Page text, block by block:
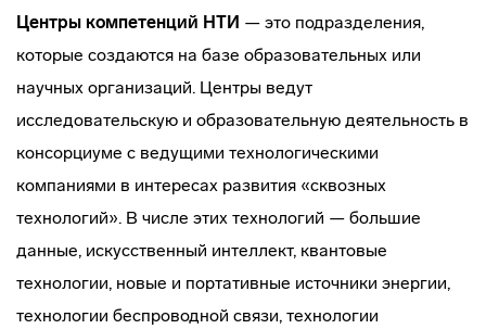
Центры компетенций НТИ — это подразделения,
которые создаются на базе образовательных или
научных организаций. Центры ведут
исследовательскую и образовательную деятельность в
консорциуме с ведущими технологическими
компаниями в интересах развития «сквозных
технологий». В числе этих технологий — большие
данные, искусственный интеллект, квантовые
технологии, новые и портативные источники энергии,
технологии беспроводной связи, технологии